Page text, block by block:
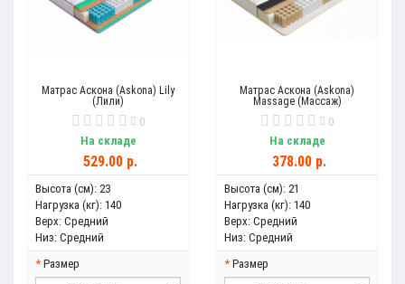
Матрас Аскона (Askona) Lily
(Лили)
0
На складе
529.00 р.
Высота (см): 23
Нагрузка (кг): 140
Верх: Средний
Низ: Средний
Размер
Матрас Аскона (Askona)
Massage (Массаж)
0
На складе
378.00 р.
Высота (см): 21
Нагрузка (кг): 140
Верх: Средний
Низ: Средний
Размер